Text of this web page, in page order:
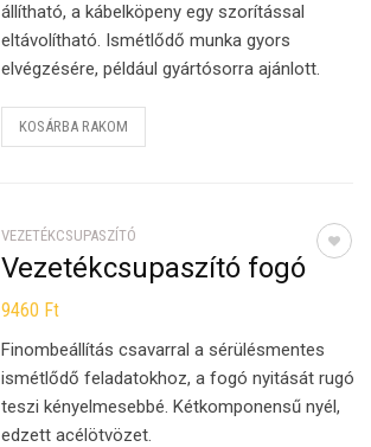
állítható, a kábelköpeny egy szorítással
eltávolítható. Ismétlődő munka gyors
elvégzésére, például gyártósorra ajánlott.
KOSÁRBA RAKOM
VEZETÉKCSUPASZÍTÓ
Vezetékcsupaszító fogó
9460 Ft
Finombeállítás csavarral a sérülésmentes
ismétlődő feladatokhoz, a fogó nyitását rugó
teszi kényelmesebbé. Kétkomponensű nyél,
edzett acélötvözet.